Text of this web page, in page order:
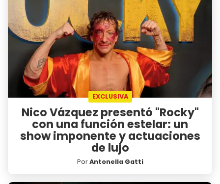
EXCLUSIVA
Nico Vázquez presentó "Rocky"
con una función estelar: un
show imponente y actuaciones
de lujo
PorAntonella Gatti